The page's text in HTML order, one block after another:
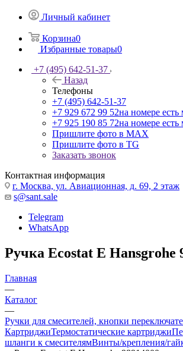
Личный кабинет
Корзина0
Избранные товары0
+7 (495) 642-51-37
Назад
Телефоны
+7 (495) 642-51-37
+7 929 672 99 52на номере есть
+7 925 190 85 72на номере есть
Пришлите фото в MAX
Пришлите фото в TG
Заказать звонок
Контактная информация
г. Москва, ул. Авиационная, д. 69, 2 этаж
s@sant.sale
Telegram
WhatsApp
Ручка Ecostat E Hansgrohe
Главная
—
Каталог
—
Ручки для смесителей, кнопки
КартриджиТермостатические картриджи
шланги к смесителямВинты/крепления/